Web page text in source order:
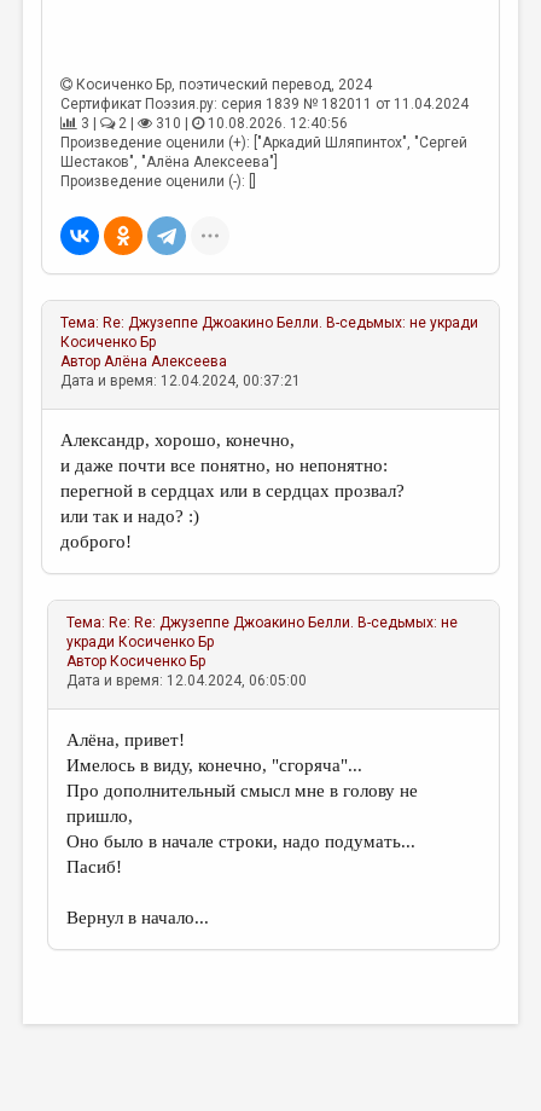
Косиченко Бр, поэтический перевод, 2024
Сертификат Поэзия.ру: серия 1839 № 182011 от 11.04.2024
3 |
2 | 310 |
10.08.2026. 12:40:56
Произведение оценили (+): ["Аркадий Шляпинтох", "Сергей
Шестаков", "Алёна Алексеева"]
Произведение оценили (-): []
Тема: Re: Джузеппе Джоакино Белли. В-седьмых: не укради
Косиченко Бр
АвторАлёна Алексеева
Дата и время: 12.04.2024, 00:37:21
Александр, хорошо, конечно,
и даже почти все понятно, но непонятно:
перегной в сердцах или в сердцах прозвал?
или так и надо? :)
доброго!
Тема: Re: Re: Джузеппе Джоакино Белли. В-седьмых: не
укради Косиченко Бр
Автор Косиченко Бр
Дата и время: 12.04.2024, 06:05:00
Алёна, привет!
Имелось в виду, конечно, "сгоряча"...
Про дополнительный смысл мне в голову не
пришло,
Оно было в начале строки, надо подумать...
Пасиб!
Вернул в начало...